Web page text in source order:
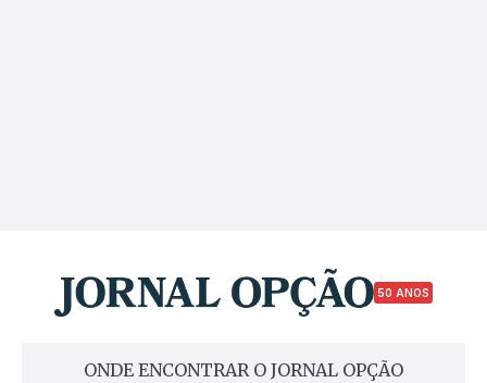
50 ANOS
ONDE ENCONTRAR O JORNAL OPÇÃO